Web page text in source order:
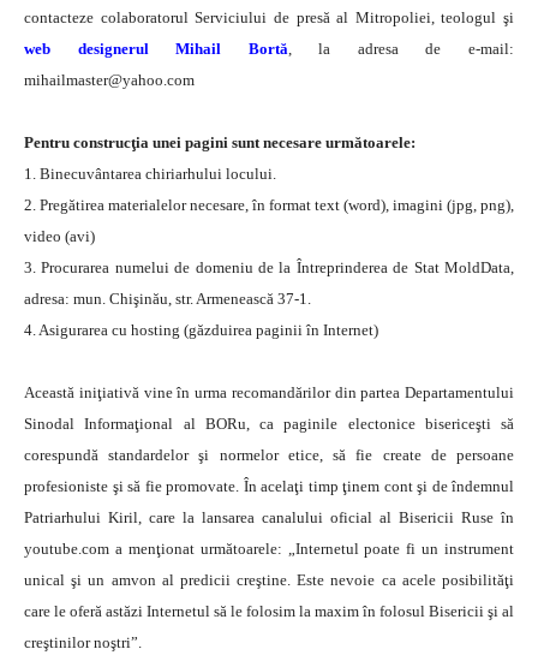
contacteze colaboratorul Serviciului de presă al Mitropoliei, teologul şi
web designerul Mihail Bortă, la adresa de e-mail:
mihailmaster@yahoo.com
Pentru construcţia unei pagini sunt necesare următoarele:
1. Binecuvântarea chiriarhului locului.
2. Pregătirea materialelor necesare, în format text (word), imagini (jpg, png),
video (avi)
3. Procurarea numelui de domeniu de la Întreprinderea de Stat MoldData,
adresa: mun. Chişinău, str. Armenească 37-1.
4. Asigurarea cu hosting (găzduirea paginii în Internet)
Această iniţiativă vine în urma recomandărilor din partea Departamentului
Sinodal Informaţional al BORu, ca paginile electonice bisericeşti să
corespundă standardelor şi normelor etice, să fie create de persoane
profesioniste şi să fie promovate. În acelaţi timp ţinem cont şi de îndemnul
Patriarhului Kiril, care la lansarea canalului oficial al Bisericii Ruse în
youtube.com a menţionat următoarele: „Internetul poate fi un instrument
unical şi un amvon al predicii creştine. Este nevoie ca acele posibilităţi
care le oferă astăzi Internetul să le folosim la maxim în folosul Bisericii şi al
creştinilor noştri”.